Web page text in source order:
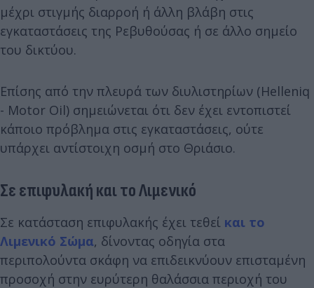
μέχρι στιγμής διαρροή ή άλλη βλάβη στις
εγκαταστάσεις της Ρεβυθούσας ή σε άλλο σημείο
του δικτύου.
Επίσης από την πλευρά των διυλιστηρίων (Helleniq
- Motor Oil) σημειώνεται ότι δεν έχει εντοπιστεί
κάποιο πρόβλημα στις εγκαταστάσεις, ούτε
υπάρχει αντίστοιχη οσμή στο Θριάσιο.
Σε επιφυλακή και το Λιμενικό
Σε κατάσταση επιφυλακής έχει τεθεί και το
Λιμενικό Σώμα, δίνοντας οδηγία στα
περιπολούντα σκάφη να επιδεικνύουν επισταμένη
προσοχή στην ευρύτερη θαλάσσια περιοχή του